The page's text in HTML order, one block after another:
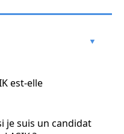
est-elle
je suis un candidat